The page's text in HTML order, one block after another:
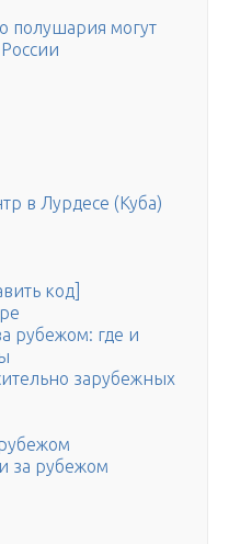
полушария могут
в Лурдесе (Куба)
код]
рубежом: где и
зарубежных
за рубежом